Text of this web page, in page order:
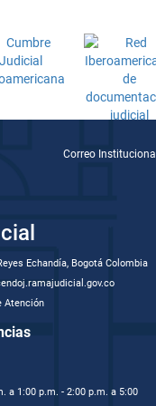
Correo Institucional
Echandía, Bogotá Colombia
Atención
a 1:00 p.m. - 2:00 p.m. a 5:00